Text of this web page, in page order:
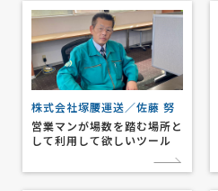
株式会社塚腰運送／佐藤 努
営業マンが場数を踏む場所と
して利用して欲しいツール